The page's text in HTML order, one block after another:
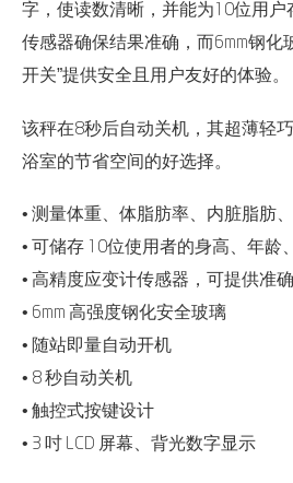
字，使读数清晰，并能为10位用户
传感器确保结果准确，而6mm钢化
开关”提供安全且用户友好的体验。
该秤在8秒后自动关机，其超薄轻
浴室的节省空间的好选择。
• 测量体重、体脂肪率、内脏脂肪、
• 可储存 10位使用者的身高、年龄
• 高精度应变计传感器，可提供准
• 6mm 高强度钢化安全玻璃
• 随站即量自动开机
• 8 秒自动关机
• 触控式按键设计
• 3 吋 LCD 屏幕、背光数字显示